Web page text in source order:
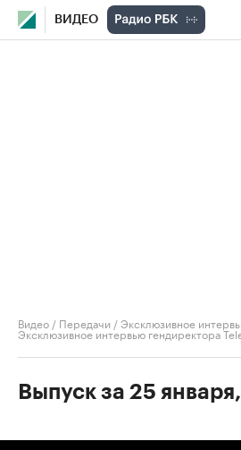
ВИДЕО
Видео / Передачи /Эксклюзивное
Эксклюзивное интервью гендиректора
Выпуск за 25